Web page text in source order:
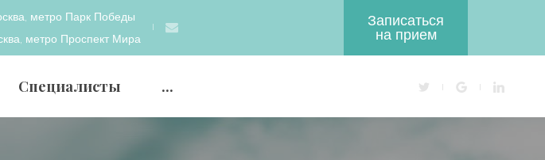
метро Парк Победы
метро Проспект Мира
Записаться
на прием
Специалисты ...